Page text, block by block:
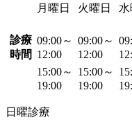
月曜日 火曜日 水
診療
時間
09:00～
12:00
09:00～
12:00
15:00～
19:00
15:00～
19:00
日曜診療